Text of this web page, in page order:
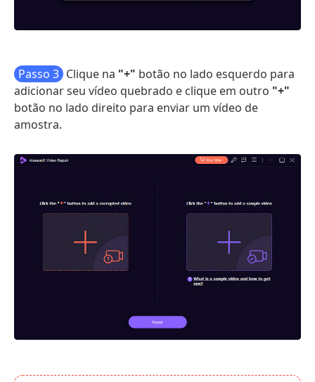
Passo 3 Clique na "+" botão no lado esquerdo para
adicionar seu vídeo quebrado e clique em outro "+"
botão no lado direito para enviar um vídeo de
amostra.